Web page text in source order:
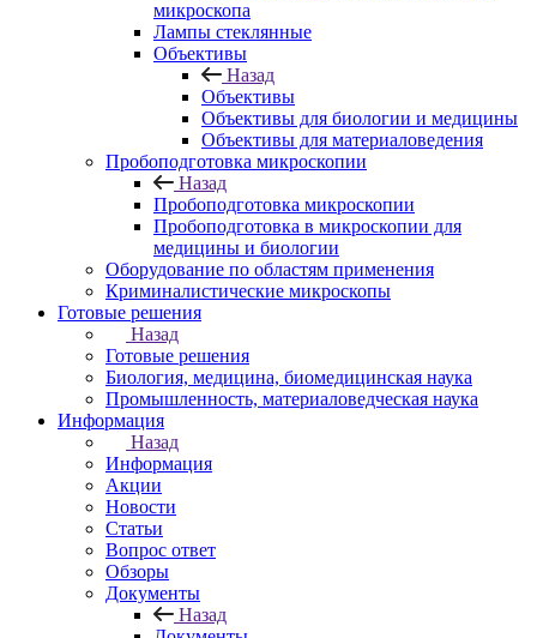
микроскопа
Лампы стеклянные
Объективы
Назад
Объективы
Объективы для биологии и медицины
Объективы для материаловедения
Пробоподготовка микроскопии
Назад
Пробоподготовка микроскопии
Пробоподготовка в микроскопии для
медицины и биологии
Оборудование по областям применения
Криминалистические микроскопы
Готовые решения
Назад
Готовые решения
Биология, медицина, биомедицинская наука
Промышленность, материаловедческая наука
Информация
Назад
Информация
Акции
Новости
Статьи
Вопрос ответ
Обзоры
Документы
Назад